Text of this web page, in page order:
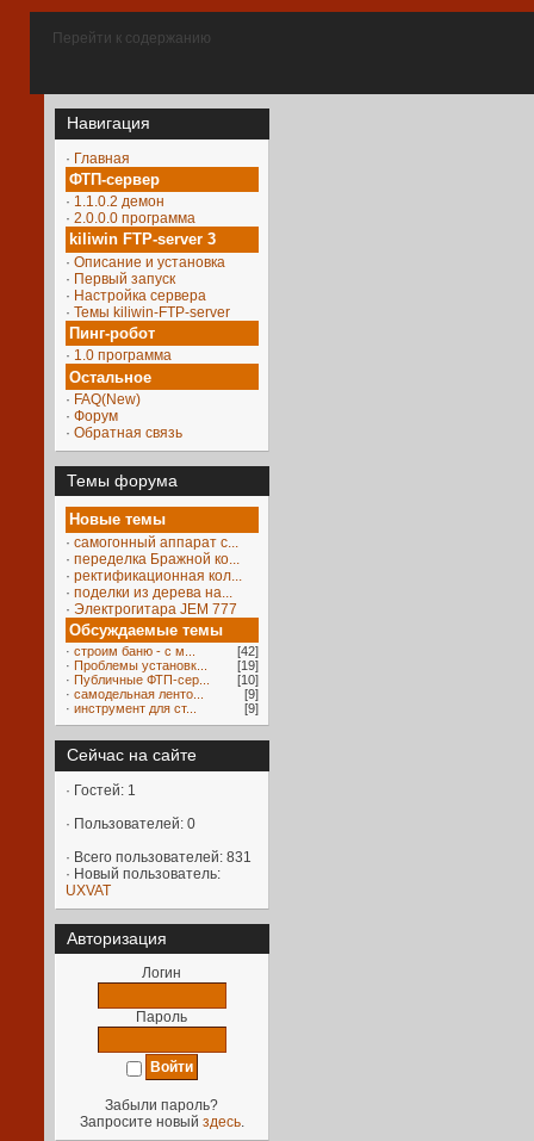
Перейти к содержанию
Навигация
· Главная
ФТП-сервер
· 1.1.0.2 демон
· 2.0.0.0 программа
kiliwin FTP-server 3
· Описание и установка
· Первый запуск
· Настройка сервера
· Темы kiliwin-FTP-server
Пинг-робот
· 1.0 программа
Остальное
· FAQ(New)
· Форум
· Обратная связь
Темы форума
Новые темы
· самогонный аппарат с...
· переделка Бражной ко...
· ректификационная кол...
· поделки из дерева на...
· Электрогитара JEM 777
Обсуждаемые темы
· строим баню - с м...
[42]
· Проблемы установк...
[19]
· Публичные ФТП-сер...
[10]
· самодельная ленто...
[9]
· инструмент для ст... [9]
Сейчас на сайте
· Гостей: 1
· Пользователей: 0
· Всего пользователей: 831
· Новый пользователь:
UXVAT
Авторизация
Логин
Пароль
Забыли пароль?
Запросите новый здесь.